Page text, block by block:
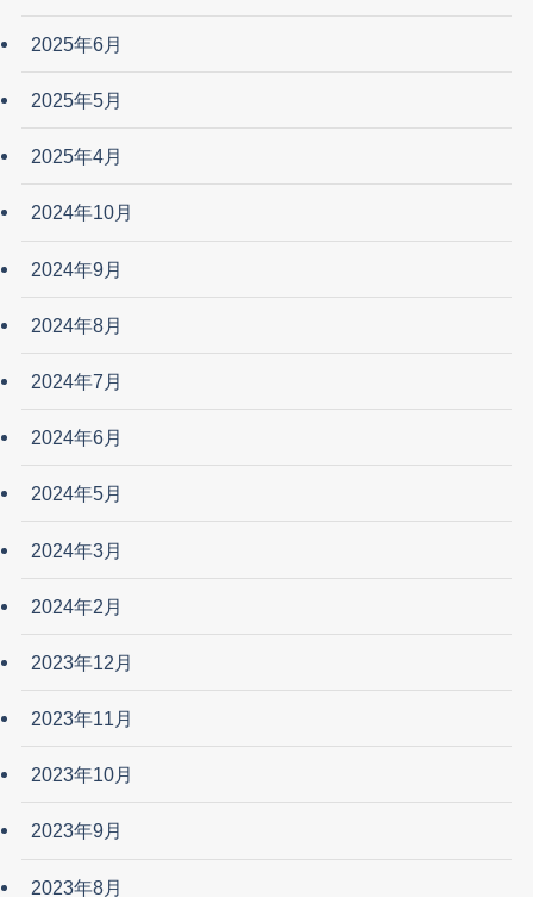
2025年6月
2025年5月
2025年4月
2024年10月
2024年9月
2024年8月
2024年7月
2024年6月
2024年5月
2024年3月
2024年2月
2023年12月
2023年11月
2023年10月
2023年9月
2023年8月